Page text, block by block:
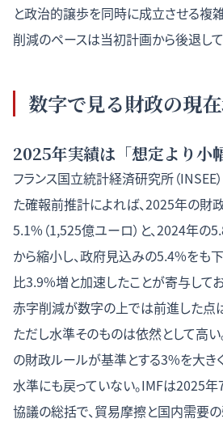
と政治的譲歩を同時に成立させる複
削減のペースは当初計画から後退して
数字で見る財政の現
2025年実績は「想定より小
フランス国立統計経済研究所（
た確報前推計によれば、2025年の財
5.1%（1,525億ユーロ）と、2024年の
から縮小し、政府見込みの5.4%をも
比3.9%増と加速したことが寄与して
赤字削減が数字の上では前進した点
ただし水準そのものは依然として高
の財政ルールが基準とする3%を大き
水準にも戻っていない。IMFは2025
協議の総括で、貿易摩擦と国内需要